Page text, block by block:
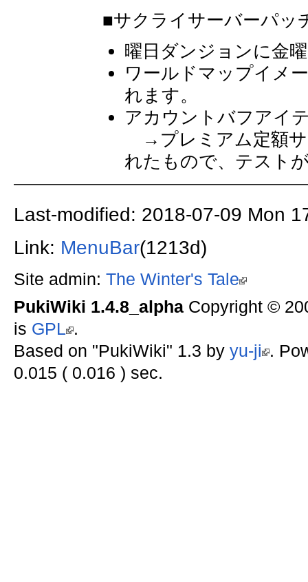
■サクライサーバーパッ
曜日ダンジョンに金
ワールドマップイメ
れます。
アカウントバフアイ
→プレミアム定額サ
れたもので、テスト
Last-modified: 2018-07-09 Mon
Link: MenuBar(1213d)
Site admin: The Winter's Tale
PukiWiki 1.4.8_alphaCopyright ©
is GPL .
Based on "PukiWiki" 1.3 by yu-ji .
0.015 ( 0.016 ) sec.